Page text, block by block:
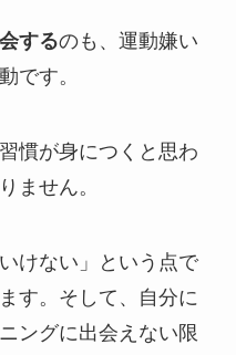
するのも、運動嫌い
です。
慣が身につくと思わ
ません。
けない」という点で
す。そして、自分に
ングに出会えない限